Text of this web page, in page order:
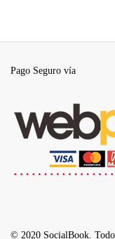
© 2020 SocialBook.
Pago Seguro vía